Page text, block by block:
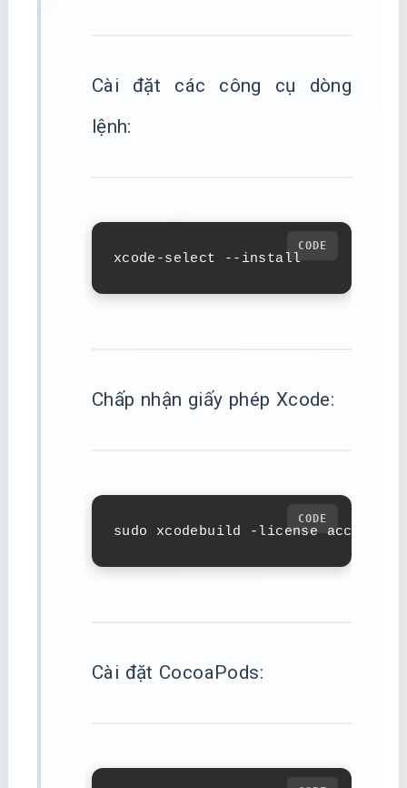
Cài đặt các công cụ dòng
lệnh:
xcode-select --install
Chấp nhận giấy phép Xcode:
sudo xcodebuild -license accept
Cài đặt CocoaPods: